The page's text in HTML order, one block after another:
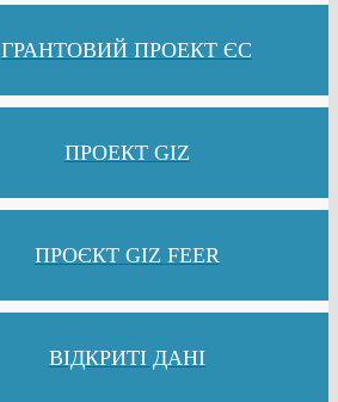
ГРАНТОВИЙ ПРОЕКТ ЄС
ПРОЕКТ GIZ
ПРОЄКТ GIZ FEER
ВІДКРИТІ ДАНІ